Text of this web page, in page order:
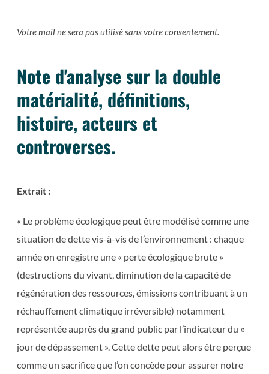
Votre mail ne sera pas utilisé sans votre consentement.
Note d'analyse sur la double
matérialité, définitions,
histoire, acteurs et
controverses.
Extrait :
« Le problème écologique peut être modélisé comme une
situation de dette vis-à-vis de l’environnement : chaque
année on enregistre une « perte écologique brute »
(destructions du vivant, diminution de la capacité de
régénération des ressources, émissions contribuant à un
réchauffement climatique irréversible) notamment
représentée auprès du grand public par l’indicateur du «
jour de dépassement ». Cette dette peut alors être perçue
comme un sacrifice que l’on concède pour assurer notre